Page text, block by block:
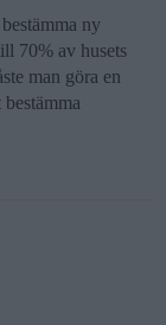
ny
70% av husets
man göra en